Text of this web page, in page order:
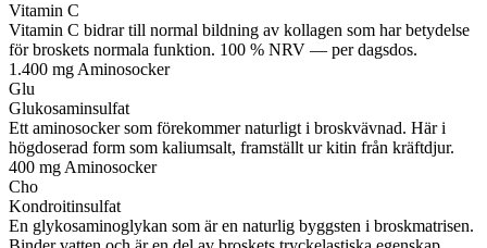
Vitamin C
Vitamin C bidrar till normal bildning av kollagen som har betydelse
för broskets normala funktion. 100 % NRV — per dagsdos.
1.400 mg Aminosocker
Glu
Glukosaminsulfat
Ett aminosocker som förekommer naturligt i broskvävnad. Här i
högdoserad form som kaliumsalt, framställt ur kitin från kräftdjur.
400 mg Aminosocker
Cho
Kondroitinsulfat
En glykosaminoglykan som är en naturlig byggsten i broskmatrisen.